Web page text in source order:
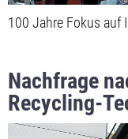
100 Jahre Fokus auf
Nachfrage
Recycling-
weiter